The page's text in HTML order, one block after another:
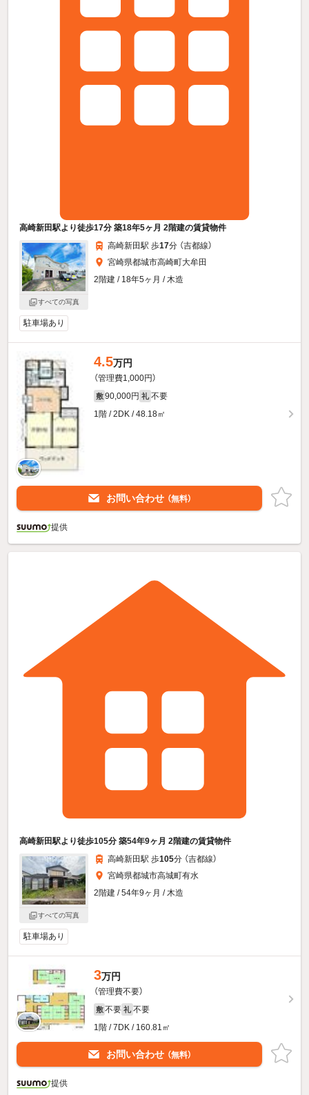
高崎新田駅より徒歩17分 築18年5ヶ月 2階建の賃貸物件
すべての写真
高崎新田駅 歩17分 （吉都線）
宮崎県都城市高崎町大牟田
2階建 / 18年5ヶ月 / 木造
駐車場あり
4.5万円
（管理費1,000円）
敷 90,000円 礼 不要
1階 / 2DK / 48.18㎡
お問い合わせ （無料）
提供
高崎新田駅より徒歩105分 築54年9ヶ月 2階建の賃貸物件
すべての写真
高崎新田駅 歩105分 （吉都線）
宮崎県都城市高城町有水
2階建 / 54年9ヶ月 / 木造
駐車場あり
3万円
（管理費不要）
敷 不要 礼 不要
1階 / 7DK / 160.81㎡
お問い合わせ （無料）
提供